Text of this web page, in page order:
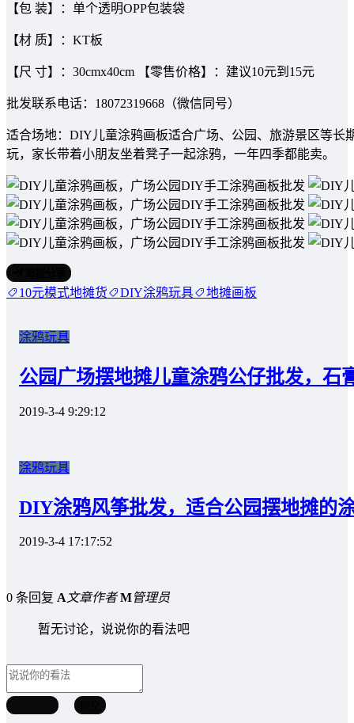
【包 装】：单个透明OPP包装袋
【材 质】：KT板
【尺 寸】：30cmx40cm 【零售价格】：建议10元到15元
批发联系电话：18072319668（微信同号）
适合场地：DIY儿童涂鸦画板适合广场、公园、旅游景区等
玩，家长带着小朋友坐着凳子一起涂鸦，一年四季都能卖。
10元模式地摊货 DIY涂鸦玩具 地摊画板
涂鸦玩具
公园广场摆地摊儿童涂鸦公仔批发，石
2019-3-4 9:29:12
涂鸦玩具
DIY涂鸦风筝批发，适合公园摆地摊的
2019-3-4 17:17:52
0 条回复 A文章作者 M管理员
暂无讨论，说说你的看法吧